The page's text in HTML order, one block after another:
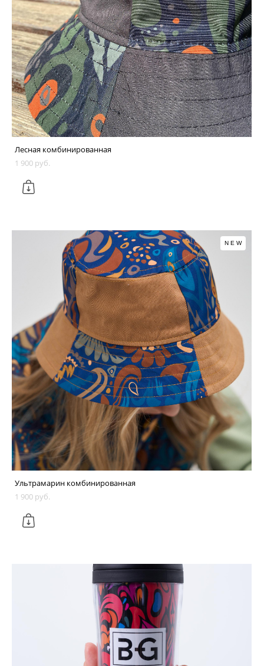
Лесная комбинированная
1 900 pуб.
NEW
Ультрамарин комбинированная
1 900 pуб.